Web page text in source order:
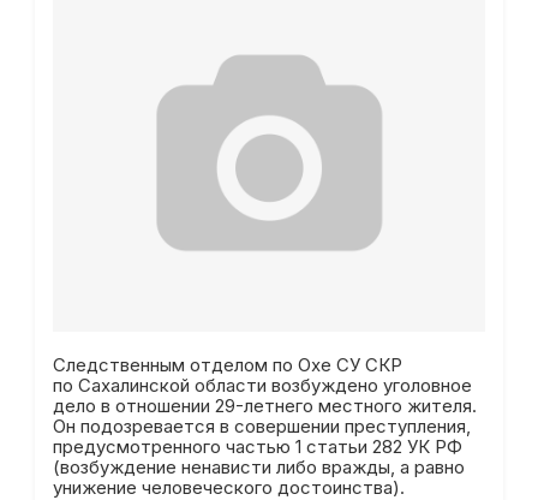
Следственным отделом по Охе СУ СКР
по Сахалинской области возбуждено уголовное
дело в отношении 29-летнего местного жителя.
Он подозревается в совершении преступления,
предусмотренного частью 1 статьи 282 УК РФ
(возбуждение ненависти либо вражды, а равно
унижение человеческого достоинства).